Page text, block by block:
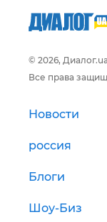
© 2026, Диалог.ua
Все права
Новости
россия
Блоги
Шоу-Биз